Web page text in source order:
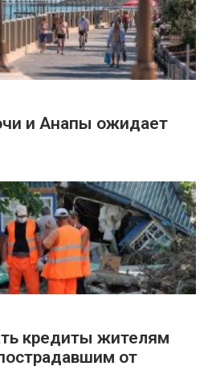
и Анапы ожидает
кредиты жителям
от